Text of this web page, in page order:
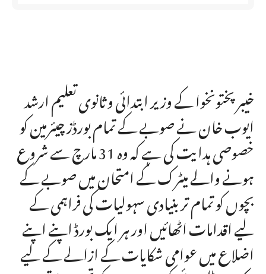
خیبر پختونخوا کے وزیر ابتدائی و ثانوی تعلیم ارشد
ایوب خان نے صوبے کے تمام بورڈز چیئرمین کو
خصوصی ہدایت کی ہے کہ وہ 31 مارچ سے شروع
ہونے والے میٹرک کے امتحان میں صوبے کے
بچوں کو تمام تر بنیادی سہولیات کی فراہمی کے
لیے اقدامات اٹھائیں اور ہر ایک بورڈ اپنے اپنے
اضلاع میں عوامی شکایات کے ازالے کے لیے